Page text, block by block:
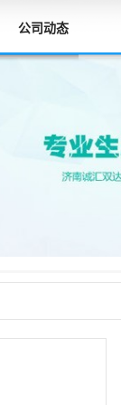
公司动态